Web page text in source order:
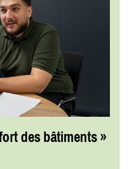
des bâtiments »